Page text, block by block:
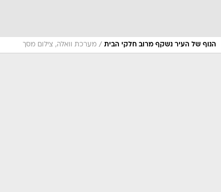
הנוף של העיר נשקף מרוב חלקי הבית / מערכת וואלה, צילום מסך